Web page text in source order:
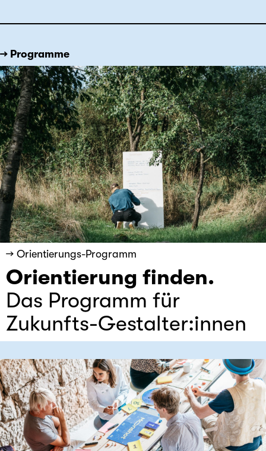
→ Programme
→ Orientierungs-Programm
Orientierung finden.
Das Programm für
Zukunfts-Gestalter:innen